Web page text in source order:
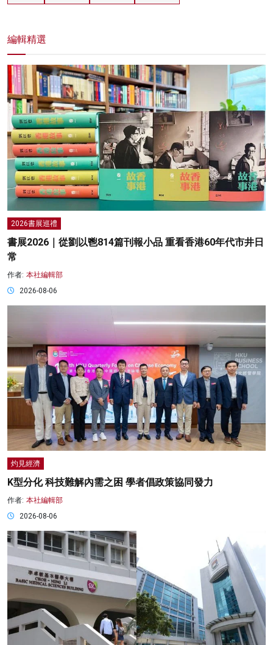
編輯精選
2026書展巡禮
書展2026｜從劉以鬯814篇刊報小品 重看香港60年代市井日
常
作者: 本社編輯部
2026-08-06
灼見經濟
K型分化 科技難解內需之困 學者倡政策協同發力
作者: 本社編輯部
2026-08-06